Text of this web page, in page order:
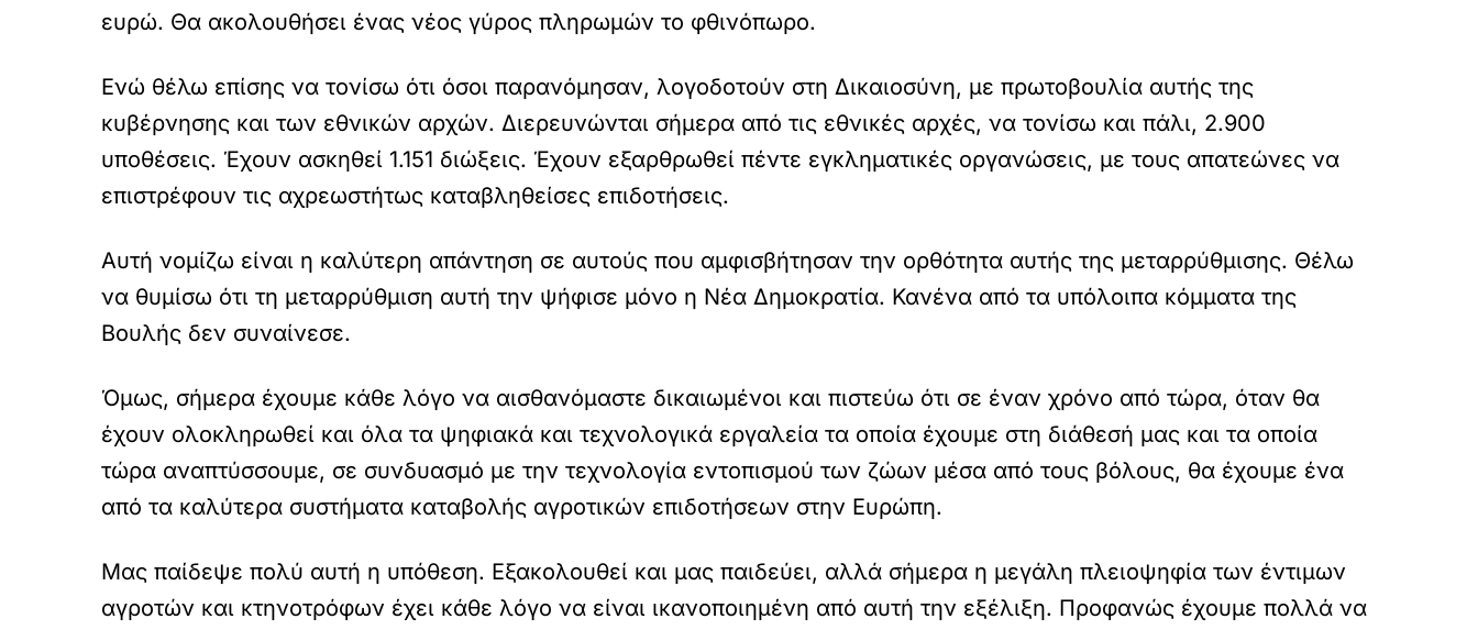
ευρώ. Θα ακολουθήσει ένας νέος γύρος πληρωμών το φθινόπωρο.
Ενώ θέλω επίσης να τονίσω ότι όσοι παρανόμησαν, λογοδοτούν στη Δικαιοσύνη, με πρωτοβουλία αυτής της
κυβέρνησης και των εθνικών αρχών. Διερευνώνται σήμερα από τις εθνικές αρχές, να τονίσω και πάλι, 2.900
υποθέσεις. Έχουν ασκηθεί 1.151 διώξεις. Έχουν εξαρθρωθεί πέντε εγκληματικές οργανώσεις, με τους απατεώνες να
επιστρέφουν τις αχρεωστήτως καταβληθείσες επιδοτήσεις.
Αυτή νομίζω είναι η καλύτερη απάντηση σε αυτούς που αμφισβήτησαν την ορθότητα αυτής της μεταρρύθμισης. Θέλω
να θυμίσω ότι τη μεταρρύθμιση αυτή την ψήφισε μόνο η Νέα Δημοκρατία. Κανένα από τα υπόλοιπα κόμματα της
Βουλής δεν συναίνεσε.
Όμως, σήμερα έχουμε κάθε λόγο να αισθανόμαστε δικαιωμένοι και πιστεύω ότι σε έναν χρόνο από τώρα, όταν θα
έχουν ολοκληρωθεί και όλα τα ψηφιακά και τεχνολογικά εργαλεία τα οποία έχουμε στη διάθεσή μας και τα οποία
τώρα αναπτύσσουμε, σε συνδυασμό με την τεχνολογία εντοπισμού των ζώων μέσα από τους βόλους, θα έχουμε ένα
από τα καλύτερα συστήματα καταβολής αγροτικών επιδοτήσεων στην Ευρώπη.
Μας παίδεψε πολύ αυτή η υπόθεση. Εξακολουθεί και μας παιδεύει, αλλά σήμερα η μεγάλη πλειοψηφία των έντιμων
αγροτών και κτηνοτρόφων έχει κάθε λόγο να είναι ικανοποιημένη από αυτή την εξέλιξη. Προφανώς έχουμε πολλά να